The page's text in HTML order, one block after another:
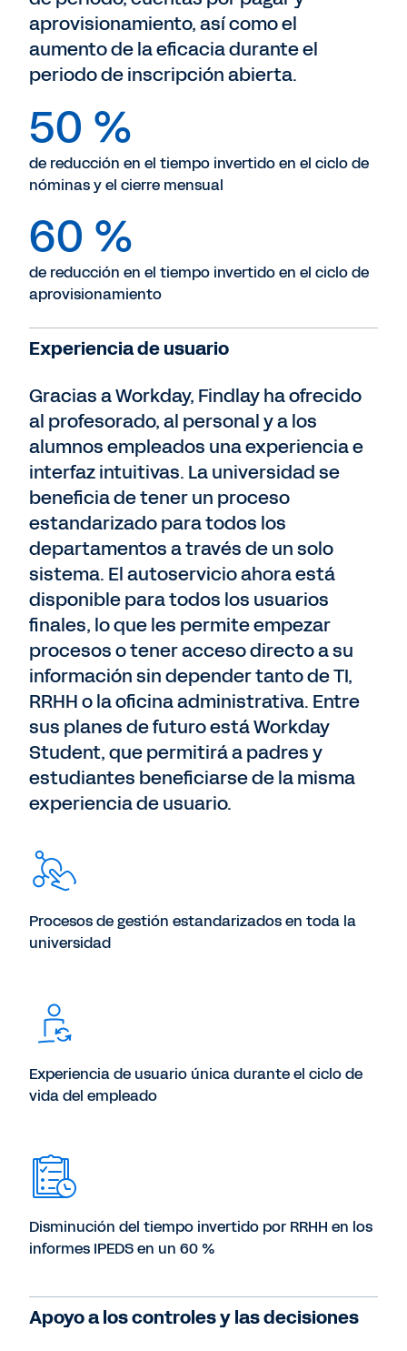
aprovisionamiento, así como el
aumento de la eficacia durante el
periodo de inscripción abierta.
50 %
de reducción en el tiempo invertido en el ciclo de
nóminas y el cierre mensual
60 %
de reducción en el tiempo invertido en el ciclo de
aprovisionamiento
Experiencia de usuario
Gracias a Workday, Findlay ha ofrecido
al profesorado, al personal y a los
alumnos empleados una experiencia e
interfaz intuitivas. La universidad se
beneficia de tener un proceso
estandarizado para todos los
departamentos a través de un solo
sistema. El autoservicio ahora está
disponible para todos los usuarios
finales, lo que les permite empezar
procesos o tener acceso directo a su
información sin depender tanto de TI,
RRHH o la oficina administrativa. Entre
sus planes de futuro está Workday
Student, que permitirá a padres y
estudiantes beneficiarse de la misma
experiencia de usuario.
Procesos de gestión estandarizados en toda la
universidad
Experiencia de usuario única durante el ciclo de
vida del empleado
Disminución del tiempo invertido por RRHH en los
informes IPEDS en un 60 %
Apoyo a los controles y las decisiones